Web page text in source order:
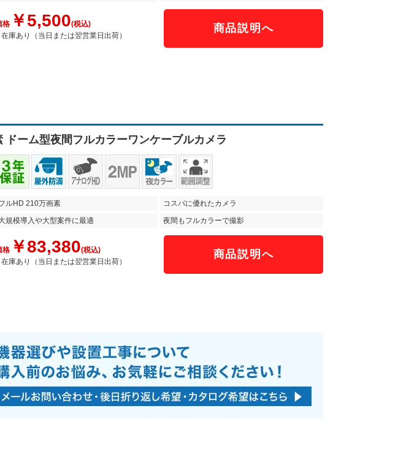
格￥5,500(税込)
在庫あり（当日または翌営業日出荷）
商品説明へ
ーム型夜間フルカラーワンケーブルカメラ
ルHD 210万画素
コスパに優れたカメラ
規模導入や大型案件に最適
夜間もフルカラーで撮影
格￥83,380(税込)
在庫あり（当日または翌営業日出荷）
商品説明へ